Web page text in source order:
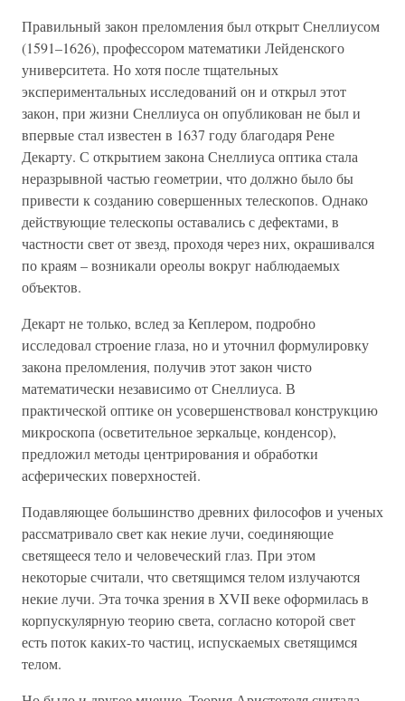
Правильный закон преломления был открыт Снеллиусом
(1591–1626), профессором математики Лейденского
университета. Но хотя после тщательных
экспериментальных исследований он и открыл этот
закон, при жизни Снеллиуса он опубликован не был и
впервые стал известен в 1637 году благодаря Рене
Декарту. С открытием закона Снеллиуса оптика стала
неразрывной частью геометрии, что должно было бы
привести к созданию совершенных телескопов. Однако
действующие телескопы оставались с дефектами, в
частности свет от звезд, проходя через них, окрашивался
по краям – возникали ореолы вокруг наблюдаемых
объектов.
Декарт не только, вслед за Кеплером, подробно
исследовал строение глаза, но и уточнил формулировку
закона преломления, получив этот закон чисто
математически независимо от Снеллиуса. В
практической оптике он усовершенствовал конструкцию
микроскопа (осветительное зеркальце, конденсор),
предложил методы центрирования и обработки
асферических поверхностей.
Подавляющее большинство древних философов и ученых
рассматривало свет как некие лучи, соединяющие
светящееся тело и человеческий глаз. При этом
некоторые считали, что светящимся телом излучаются
некие лучи. Эта точка зрения в XVII веке оформилась в
корпускулярную теорию света, согласно которой свет
есть поток каких-то частиц, испускаемых светящимся
телом.